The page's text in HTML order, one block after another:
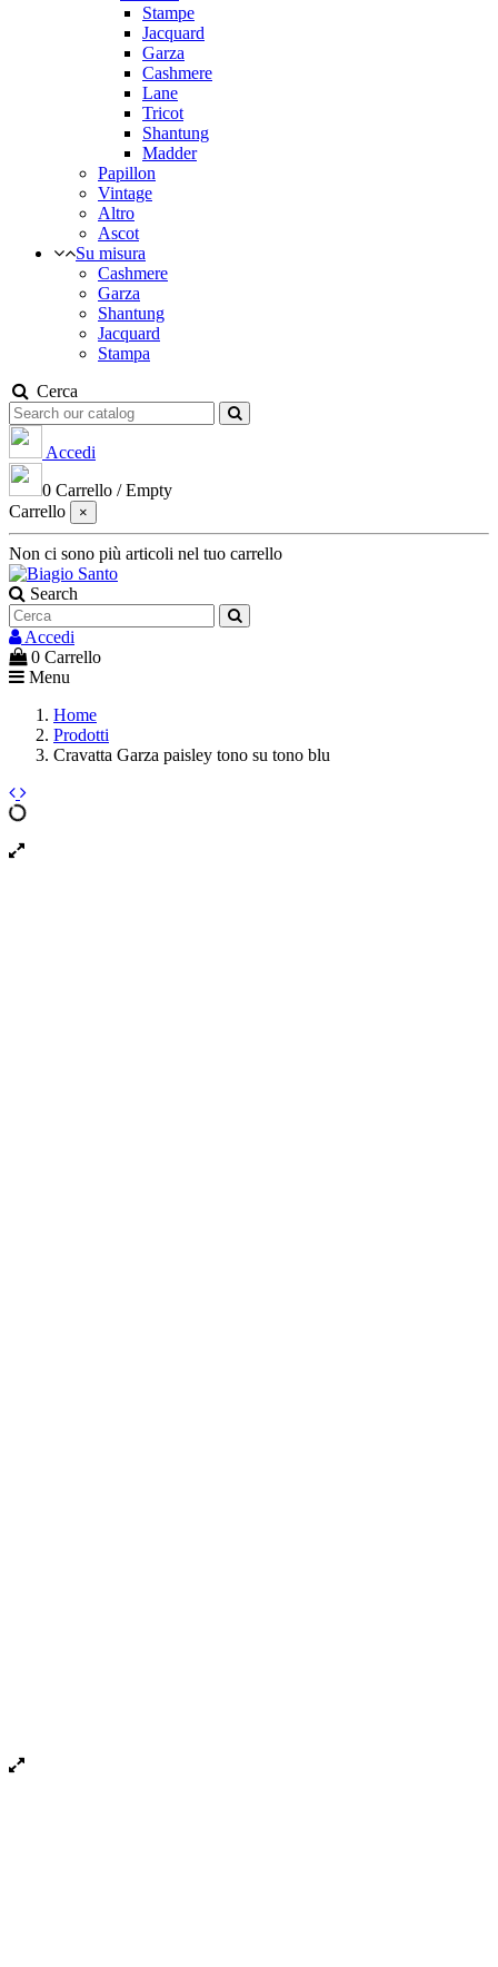
Stampe
Jacquard
Garza
Cashmere
Lane
Tricot
Shantung
Madder
Papillon
Vintage
Altro
Ascot
Su misura
Cashmere
Garza
Shantung
Jacquard
Stampa
Cerca
Accedi
0 Carrello /Empty
Carrello
×
Non ci sono più articoli nel tuo carrello
Search
Accedi
0 Carrello
Menu
Home
Prodotti
Cravatta Garza paisley tono su tono blu